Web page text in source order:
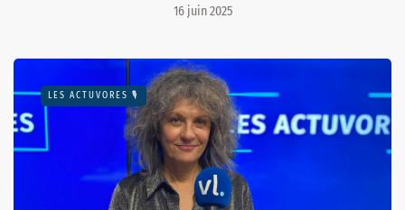
16 juin 2025
LES ACTUVORES 🎙